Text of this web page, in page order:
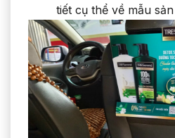
tiết cụ thể về mẫu